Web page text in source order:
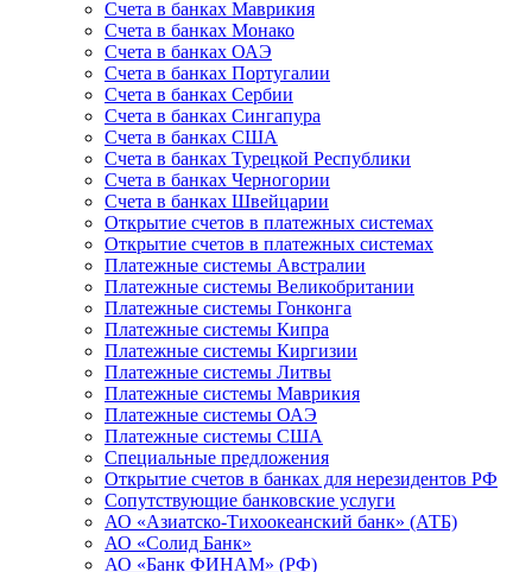
Счета в банках Маврикия
Счета в банках Монако
Счета в банках ОАЭ
Счета в банках Португалии
Счета в банках Сербии
Счета в банках Сингапура
Счета в банках США
Счета в банках Турецкой Республики
Счета в банках Черногории
Счета в банках Швейцарии
Открытие счетов в платежных системах
Открытие счетов в платежных системах
Платежные системы Австралии
Платежные системы Великобритании
Платежные системы Гонконга
Платежные системы Кипра
Платежные системы Киргизии
Платежные системы Литвы
Платежные системы Маврикия
Платежные системы ОАЭ
Платежные системы США
Специальные предложения
Открытие счетов в банках для нерезидентов РФ
Сопутствующие банковские услуги
АО «Азиатско-Тихоокеанский банк» (АТБ)
АО «Солид Банк»
АО «Банк ФИНАМ» (РФ)